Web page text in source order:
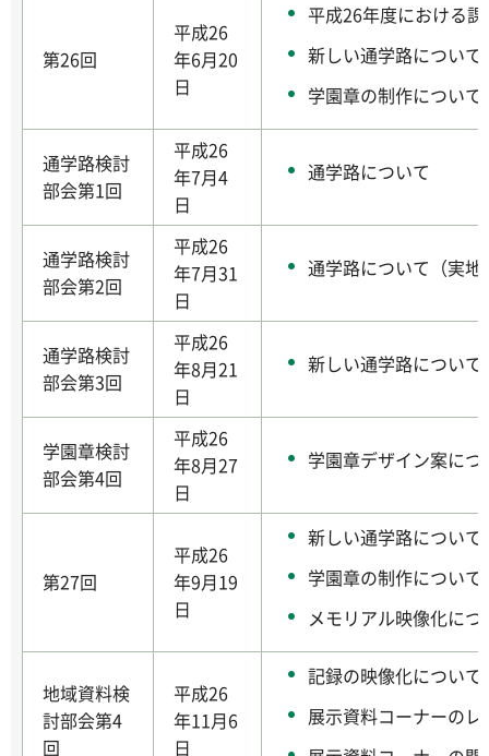
第26回
平成26
年6月20
日
平成26年度における
新しい通学路について
学園章の制作について
通学路検討
部会第1回
平成26
年7月4
日
通学路について
通学路検討
部会第2回
平成26
年7月31
日
通学路について（実地
通学路検討
部会第3回
平成26
年8月21
日
新しい通学路について
学園章検討
部会第4回
平成26
年8月27
日
学園章デザイン案につ
第27回
平成26
年9月19
日
新しい通学路について
学園章の制作について
メモリアル映像化につ
地域資料検
討部会第4
回
平成26
年11月6
日
記録の映像化について
展示資料コーナーの